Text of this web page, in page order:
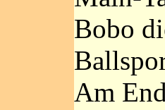
Bobo
Am